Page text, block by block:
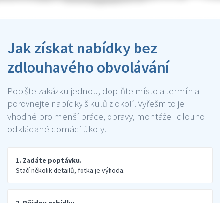
Jak získat nabídky bez
zdlouhavého obvolávání
Popište zakázku jednou, doplňte místo a termín a
porovnejte nabídky šikulů z okolí. Vyřešmito je
vhodné pro menší práce, opravy, montáže i dlouho
odkládané domácí úkoly.
1. Zadáte poptávku.
Stačí několik detailů, fotka je výhoda.